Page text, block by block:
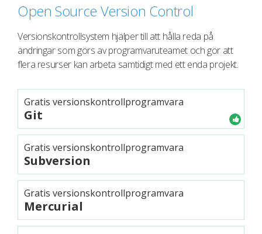
Open Source Version Control
Versionskontrollsystem hjälper till att hålla reda på
ändringar som görs av programvaruteamet och gör att
flera resurser kan arbeta samtidigt med ett enda projekt.
Gratis versionskontrollprogramvara
Git
Gratis versionskontrollprogramvara
Subversion
Gratis versionskontrollprogramvara
Mercurial